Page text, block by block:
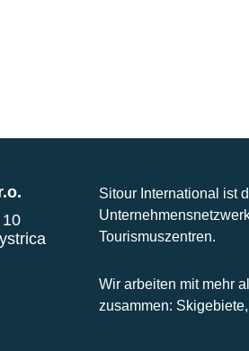
Sitour International ist
Tourismuszentren.
Wir arbeiten mit mehr
zusammen: